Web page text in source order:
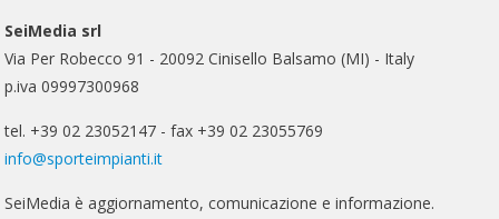
SeiMedia srl
Via Per Robecco 91 - 20092 Cinisello Balsamo (MI) - Italy
p.iva 09997300968
tel. +39 02 23052147 - fax +39 02 23055769
info@sporteimpianti.it
SeiMedia è aggiornamento, comunicazione e informazione.